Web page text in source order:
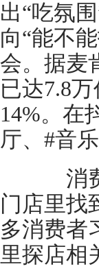
出“吃氛
向“能不
会。据麦
已达7.8
14%。在
厅、#音
消费
门店里找
多消费者
里探店相